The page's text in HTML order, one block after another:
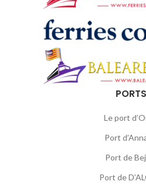
PORTS
Le port
Port
Port de
Port de